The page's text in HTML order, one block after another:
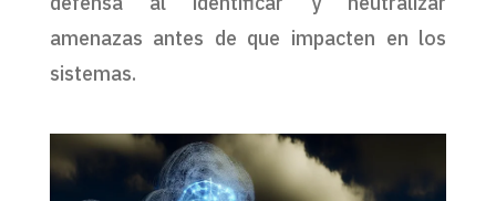
amenazas antes de que impacten en los
sistemas.